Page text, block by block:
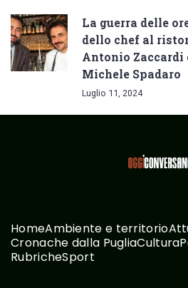
La guerra delle
dello chef al
Antonio Zaccardi
Michele Spadaro
Luglio 11, 2024
HomeAmbiente e territorio
Cronache dalla PugliaCultura
RubricheSport